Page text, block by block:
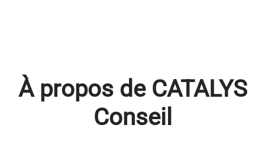
À propos de CATALYS
Conseil